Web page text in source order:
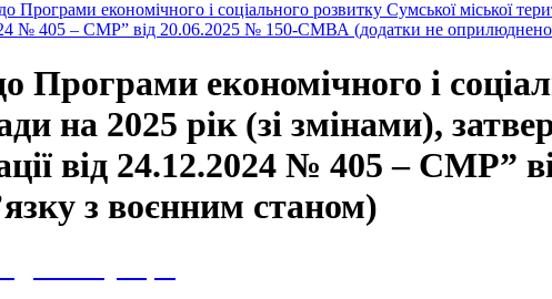
Програми економічного і соціального розвитку Сумської міської
№ 405 – СМР” від 20.06.2025 № 150-СМВА (додатки не
Програми економічного і
на 2025 рік (зі змінами),
від 24.12.2024 № 405 –
з воєнним станом)